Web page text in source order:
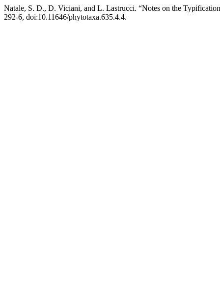
Natale, S. D., D. Viciani, and L. Lastrucci. “Notes on the
292-6, doi:10.11646/phytotaxa.635.4.4.